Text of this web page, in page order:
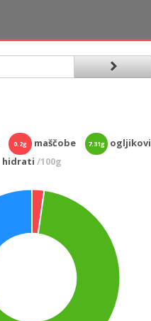
0.2g maščobe 7.31g ogljikovi
hidrati /100g